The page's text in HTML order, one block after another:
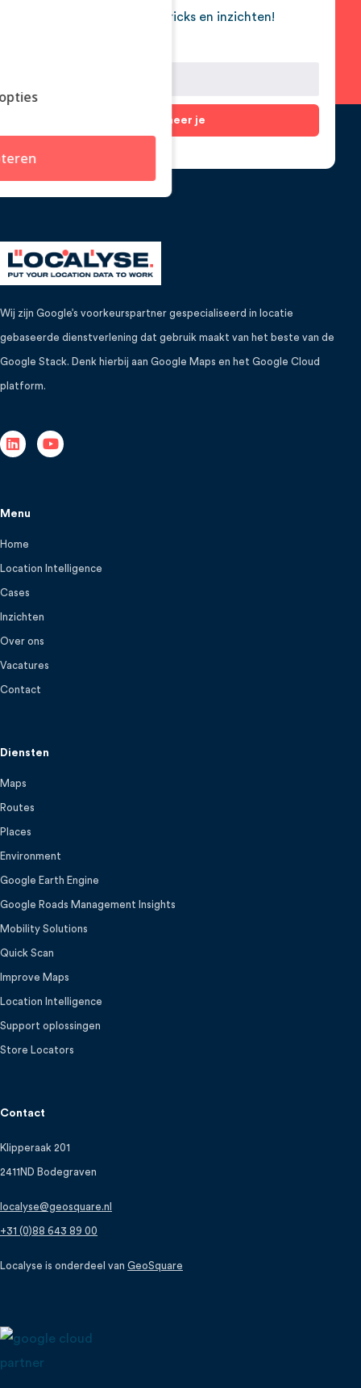
boordevol tips, tricks en inzichten!
Abonneer je
Wij zijn Google’s voorkeurspartner gespecialiseerd in locatie
gebaseerde dienstverlening dat gebruik maakt van het beste van de
Google Stack. Denk hierbij aan Google Maps en het Google Cloud
platform.
Menu
Home
Location Intelligence
Cases
Inzichten
Over ons
Vacatures
Contact
Diensten
Maps
Routes
Places
Environment
Google Earth Engine
Google Roads Management Insights
Mobility Solutions
Quick Scan
Improve Maps
Location Intelligence
Support oplossingen
Store Locators
Contact
Klipperaak 201
2411ND Bodegraven
localyse@geosquare.nl
+31 (0)88 643 89 00
Localyse is onderdeel van GeoSquare